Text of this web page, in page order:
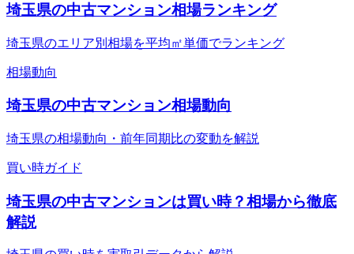
埼玉県の中古マンション相場ランキング
埼玉県のエリア別相場を平均㎡単価でランキング
相場動向
埼玉県の中古マンション相場動向
埼玉県の相場動向・前年同期比の変動を解説
買い時ガイド
埼玉県の中古マンションは買い時？相場から徹底
解説